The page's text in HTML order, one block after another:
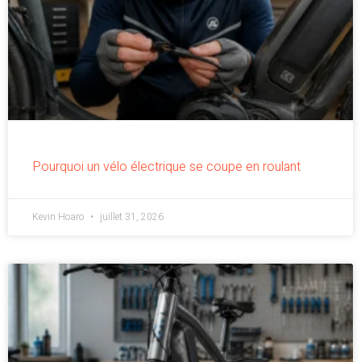
Pourquoi un vélo électrique se coupe en roulant
Kevin Hoaro juillet 31, 2026